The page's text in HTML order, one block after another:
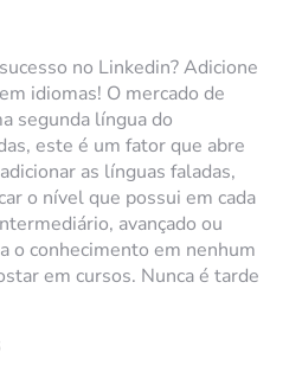
no Linkedin? Adicione
idiomas! O mercado de
segunda língua do
este é um fator que abre
as línguas faladas,
o nível que possui em cada
avançado ou
o conhecimento em nenhum
em cursos. Nunca é tarde